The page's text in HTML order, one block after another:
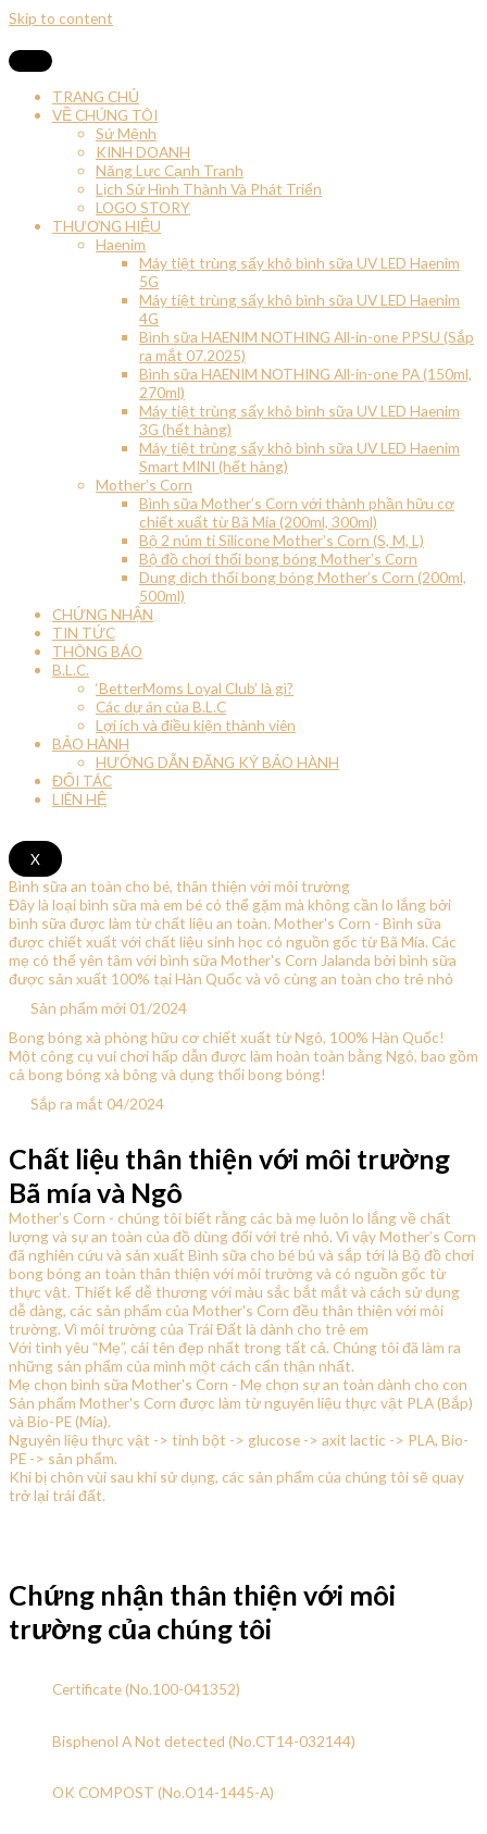
Skip to content
TRANG CHỦ
VỀ CHÚNG TÔI
Sứ Mệnh
KINH DOANH
Năng Lực Cạnh Tranh
Lịch Sử Hình Thành Và Phát Triển
LOGO STORY
THƯƠNG HIỆU
Haenim
Máy tiệt trùng sấy khô bình sữa UV LED Haenim
5G
Máy tiệt trùng sấy khô bình sữa UV LED Haenim
4G
Bình sữa HAENIM NOTHING All-in-one PPSU (Sắp
ra mắt 07.2025)
Bình sữa HAENIM NOTHING All-in-one PA (150ml,
270ml)
Máy tiệt trùng sấy khô bình sữa UV LED Haenim
3G (hết hàng)
Máy tiệt trùng sấy khô bình sữa UV LED Haenim
Smart MINI (hết hàng)
Mother’s Corn
Bình sữa Mother’s Corn với thành phần hữu cơ
chiết xuất từ Bã Mía (200ml, 300ml)
Bộ 2 núm ti Silicone Mother’s Corn (S, M, L)
Bộ đồ chơi thổi bong bóng Mother’s Corn
Dung dịch thổi bong bóng Mother’s Corn (200ml,
500ml)
CHỨNG NHẬN
TIN TỨC
THÔNG BÁO
B.L.C.
‘BetterMoms Loyal Club’ là gì?
Các dự án của B.L.C
Lợi ích và điều kiện thành viên
BẢO HÀNH
HƯỚNG DẪN ĐĂNG KÝ BẢO HÀNH
ĐỐI TÁC
LIÊN HỆ
X
Bình sữa an toàn cho bé, thân thiện với môi trường
Đây là loại bình sữa mà em bé có thể gặm mà không cần lo lắng bởi
bình sữa được làm từ chất liệu an toàn. Mother's Corn - Bình sữa
được chiết xuất với chất liệu sinh học có nguồn gốc từ Bã Mía. Các
mẹ có thể yên tâm với bình sữa Mother's Corn Jalanda bởi bình sữa
được sản xuất 100% tại Hàn Quốc và vô cùng an toàn cho trẻ nhỏ
Sản phẩm mới 01/2024
Bong bóng xà phòng hữu cơ chiết xuất từ Ngô, 100% Hàn Quốc!
Một công cụ vui chơi hấp dẫn được làm hoàn toàn bằng Ngô, bao gồm
cả bong bóng xà bông và dụng thổi bong bóng!
Sắp ra mắt 04/2024
Chất liệu thân thiện với môi trường
Bã mía và Ngô
Mother’s Corn - chúng tôi biết rằng các bà mẹ luôn lo lắng về chất
lượng và sự an toàn của đồ dùng đối với trẻ nhỏ. Vì vậy Mother’s Corn
đã nghiên cứu và sản xuất Bình sữa cho bé bú và sắp tới là Bộ đồ chơi
bong bóng an toàn thân thiện với môi trường và có nguồn gốc từ
thực vật. Thiết kế dễ thương với màu sắc bắt mắt và cách sử dụng
dễ dàng, các sản phẩm của Mother's Corn đều thân thiện với môi
trường. Vì môi trường của Trái Đất là dành cho trẻ em
Với tình yêu “Mẹ”, cái tên đẹp nhất trong tất cả. Chúng tôi đã làm ra
những sản phẩm của mình một cách cẩn thận nhất.
Mẹ chọn bình sữa Mother's Corn - Mẹ chọn sự an toàn dành cho con
Sản phẩm Mother's Corn được làm từ nguyên liệu thực vật PLA (Bắp)
và Bio-PE (Mía).
Nguyên liệu thực vật -> tinh bột -> glucose -> axit lactic -> PLA, Bio-
PE -> sản phẩm.
Khi bị chôn vùi sau khi sử dụng, các sản phẩm của chúng tôi sẽ quay
trở lại trái đất.
Chứng nhận thân thiện với môi
trường của chúng tôi
Certificate (No.100-041352)
Bisphenol A Not detected (No.CT14-032144)
OK COMPOST (No.O14-1445-A)